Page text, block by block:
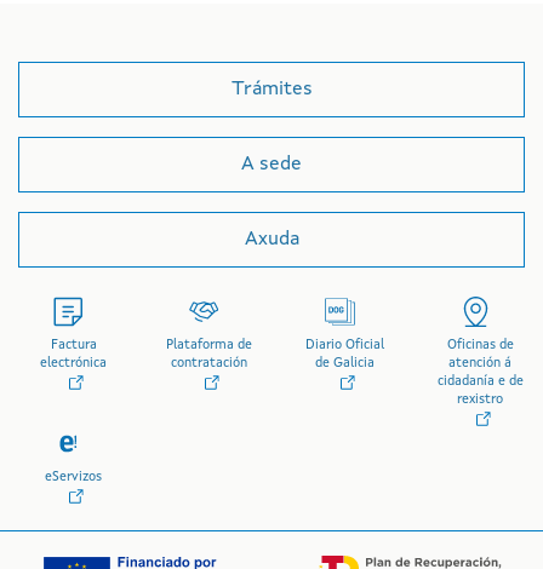
Trámites
A sede
Axuda
Factura
electrónica
Plataforma de
contratación
Diario Oficial
de Galicia
Oficinas de
atención á
cidadanía e de
rexistro
eServizos